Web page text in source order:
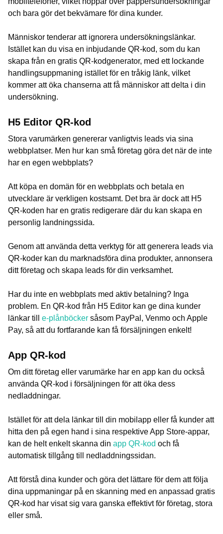
och bara gör det bekvämare för dina kunder.
Människor tenderar att ignorera undersökningslänkar.
Istället kan du visa en inbjudande QR-kod, som du kan
skapa från en gratis QR-kodgenerator, med ett lockande
handlingsuppmaning istället för en tråkig länk, vilket
kommer att öka chanserna att få människor att delta i din
undersökning.
H5 Editor QR-kod
Stora varumärken genererar vanligtvis leads via sina
webbplatser. Men hur kan små företag göra det när de inte
har en egen webbplats?
Att köpa en domän för en webbplats och betala en
utvecklare är verkligen kostsamt. Det bra är dock att H5
QR-koden har en gratis redigerare där du kan skapa en
personlig landningssida.
Genom att använda detta verktyg för att generera leads via
QR-koder kan du marknadsföra dina produkter, annonsera
ditt företag och skapa leads för din verksamhet.
Har du inte en webbplats med aktiv betalning? Inga
problem. En QR-kod från H5 Editor kan ge dina kunder
länkar till e-plånböcker såsom PayPal, Venmo och Apple
Pay, så att du fortfarande kan få försäljningen enkelt!
App QR-kod
Om ditt företag eller varumärke har en app kan du också
använda QR-kod i försäljningen för att öka dess
nedladdningar.
Istället för att dela länkar till din mobilapp eller få kunder att
hitta den på egen hand i sina respektive App Store-appar,
kan de helt enkelt skanna din app QR-kod och få
automatisk tillgång till nedladdningssidan.
Att förstå dina kunder och göra det lättare för dem att följa
dina uppmaningar på en skanning med en anpassad gratis
QR-kod har visat sig vara ganska effektivt för företag, stora
eller små.